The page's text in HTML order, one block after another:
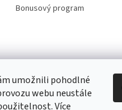
umožnili pohodlné
webu neustále
Více
Bonusový program